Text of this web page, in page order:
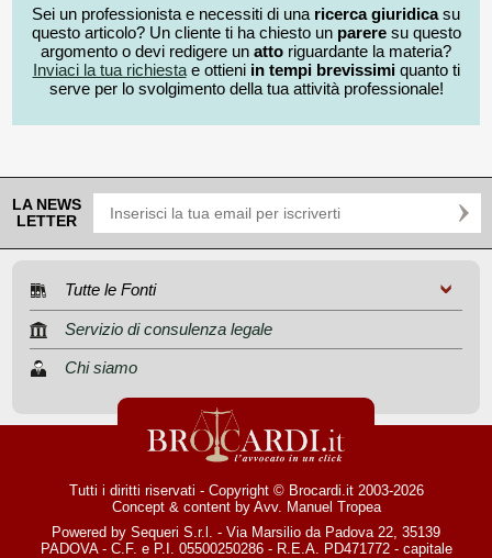
Sei un professionista e necessiti di una ricerca giuridicasu
questo articolo? Un cliente ti ha chiesto un pareresu questo
argomento o devi redigere un atto riguardante la materia?
Inviaci la tua richiestae ottieni in tempi brevissimiquanto ti
serve per lo svolgimento della tua attività professionale!
LA NEWS
LETTER
Tutte le Fonti
Servizio di consulenza legale
Chi siamo
Tutti i diritti riservati - Copyright © Brocardi.it 2003-2026
Concept & content by Avv. Manuel Tropea
Powered by Sequeri S.r.l. - Via Marsilio da Padova 22, 35139
PADOVA - C.F. e P.I. 05500250286 - R.E.A. PD471772 - capitale